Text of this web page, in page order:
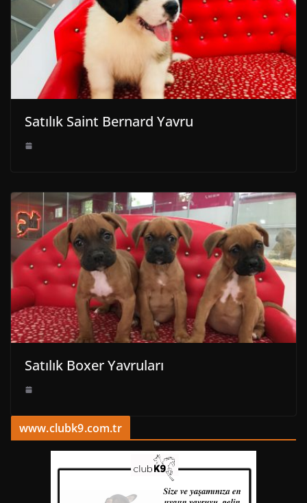
Satılık Saint Bernard Yavru
Satılık Boxer Yavruları
www.clubk9.com.tr